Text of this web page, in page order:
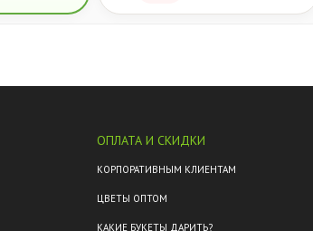
ОПЛАТА И СКИДКИ
КОРПОРАТИВНЫМ КЛИЕНТАМ
ЦВЕТЫ ОПТОМ
КАКИЕ БУКЕТЫ ДАРИТЬ?